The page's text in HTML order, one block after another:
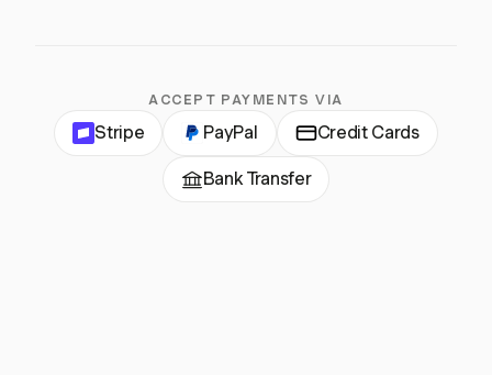
ACCEPT PAYMENTS VIA
Stripe PayPal Credit Cards
Bank Transfer